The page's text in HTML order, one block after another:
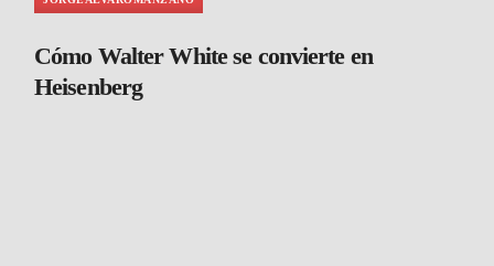
Cómo Walter White se convierte en
Heisenberg